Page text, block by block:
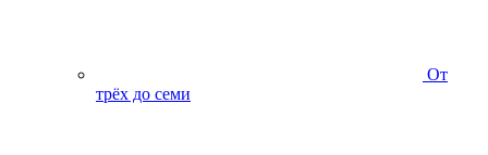
От
трёх до семи